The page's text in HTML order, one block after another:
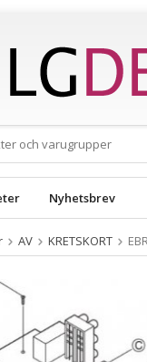
Nyhetsbrev
AV KRETSKORT